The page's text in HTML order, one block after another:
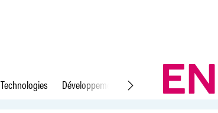
Technologies Développement durable Droit du travail